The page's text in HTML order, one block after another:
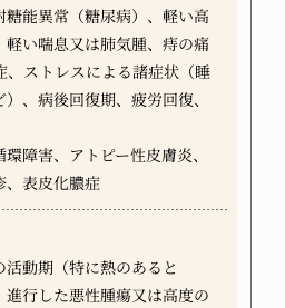
糖能異常（糖尿病）、軽い高
軽い喘息又は肺気腫、痔の痛
、ストレスによる諸症状（睡
、病後回復期、疲労回復、
障害、アトピー性皮膚炎、
、表皮化膿症
動期（特に熱のあると
進行した悪性腫瘍又は高度の